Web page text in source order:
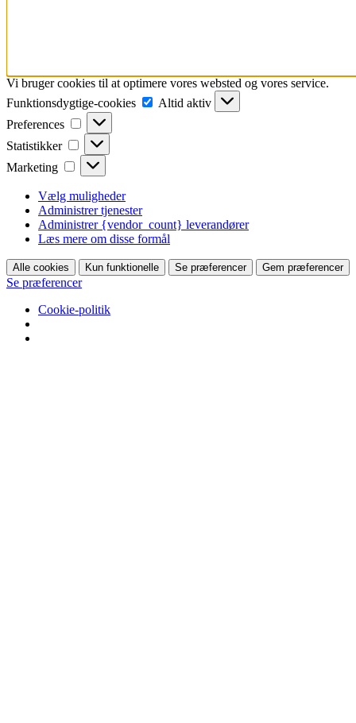
Vi bruger cookies til at optimere vores websted og vores service.
Funktionsdygtige-cookies
Funktionsdygtige-
cookies
Altid aktiv
Preferences
Preferences
Statistikker Statistikker
Marketing Marketing
Vælg muligheder
Administrer tjenester
Administrer {vendor_count} leverandører
Læs mere om disse formål
Alle cookies Kun funktionelle Se præferencer Gem præferencer
Se præferencer
Cookie-politik